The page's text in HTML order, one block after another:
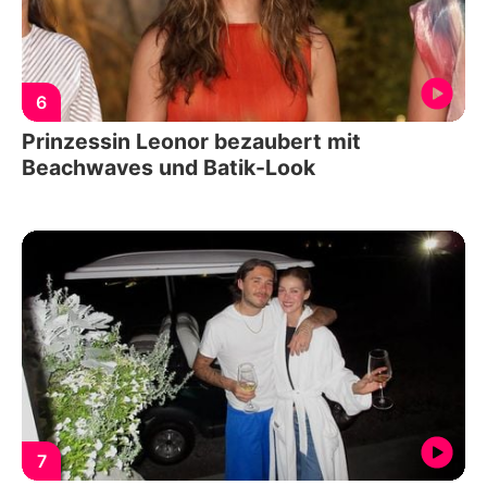
6
Prinzessin Leonor bezaubert mit
Beachwaves und Batik-Look
7